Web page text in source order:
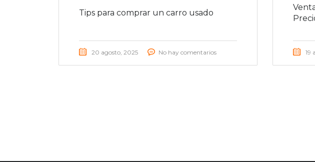
Tips para comprar un carro usado
20 agosto, 2025 No hay comentarios 19